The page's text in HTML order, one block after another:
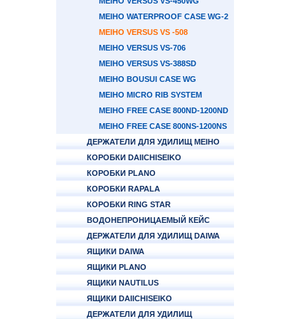
MEIHO WATERPROOF CASE WG-2
MEIHO VERSUS VS -508
MEIHO VERSUS VS-706
MEIHO VERSUS VS-388SD
MEIHO BOUSUI CASE WG
MEIHO MICRO RIB SYSTEM
MEIHO FREE CASE 800ND-1200ND
MEIHO FREE CASE 800NS-1200NS
ДЕРЖАТЕЛИ ДЛЯ УДИЛИЩ MEIHO
КОРОБКИ DAIICHISEIKO
КОРОБКИ PLANO
КОРОБКИ RAPALA
КОРОБКИ RING STAR
ВОДОНЕПРОНИЦАЕМЫЙ КЕЙС
ДЕРЖАТЕЛИ ДЛЯ УДИЛИЩ DAIWA
ЯЩИКИ DAIWA
ЯЩИКИ PLANO
ЯЩИКИ NAUTILUS
ЯЩИКИ DAIICHISEIKO
ДЕРЖАТЕЛИ ДЛЯ УДИЛИЩ